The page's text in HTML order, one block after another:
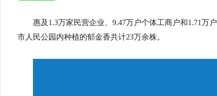
惠及1.3万家民营企业、9.47万户个体工商户和1.71万
市人民公园内种植的郁金香共计23万余株。